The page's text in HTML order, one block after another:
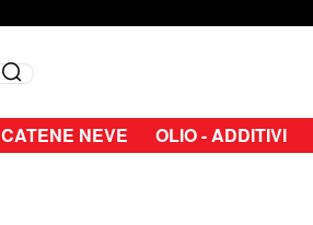
Search
CATENE NEVE OLIO - ADDITIVI